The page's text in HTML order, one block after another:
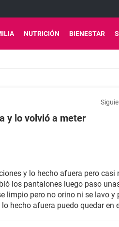
NUTRICIÓN BIENESTAR
y lo volvió a meter
y lo hecho afuera pero casi
los pantalones luego paso
limpio pero no orino ni se lavo y
hecho afuera puedo quedar en